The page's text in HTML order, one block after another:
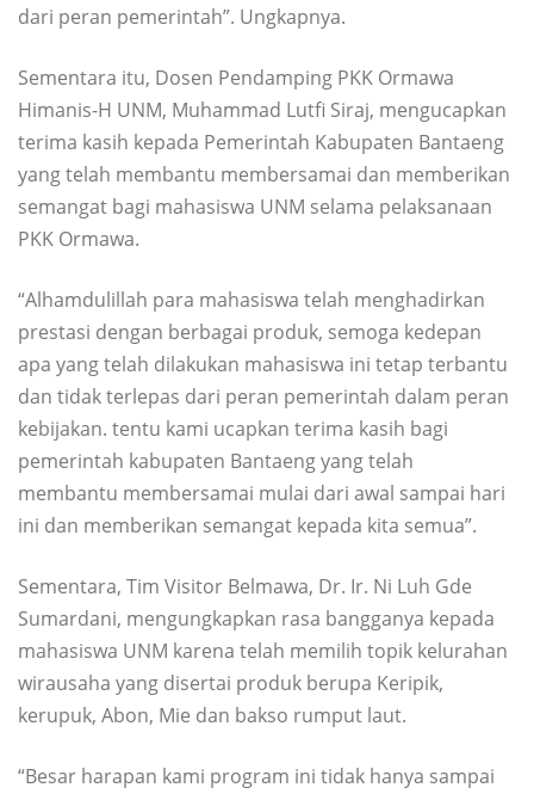
dari peran pemerintah”. Ungkapnya.
Sementara itu, Dosen Pendamping PKK Ormawa
Himanis-H UNM, Muhammad Lutfi Siraj, mengucapkan
terima kasih kepada Pemerintah Kabupaten Bantaeng
yang telah membantu membersamai dan memberikan
semangat bagi mahasiswa UNM selama pelaksanaan
PKK Ormawa.
“Alhamdulillah para mahasiswa telah menghadirkan
prestasi dengan berbagai produk, semoga kedepan
apa yang telah dilakukan mahasiswa ini tetap terbantu
dan tidak terlepas dari peran pemerintah dalam peran
kebijakan. tentu kami ucapkan terima kasih bagi
pemerintah kabupaten Bantaeng yang telah
membantu membersamai mulai dari awal sampai hari
ini dan memberikan semangat kepada kita semua”.
Sementara, Tim Visitor Belmawa, Dr. Ir. Ni Luh Gde
Sumardani, mengungkapkan rasa bangganya kepada
mahasiswa UNM karena telah memilih topik kelurahan
wirausaha yang disertai produk berupa Keripik,
kerupuk, Abon, Mie dan bakso rumput laut.
“Besar harapan kami program ini tidak hanya sampai